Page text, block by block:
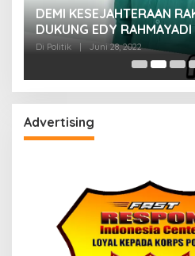
DEMI KESEJAHTERAAN
DUKUNG EDY RAHMAYADI
Di Politik Juni 28, 2022
Advertising